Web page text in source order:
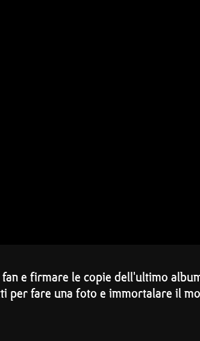
e firmare le copie dell'ultimo
per fare una foto e immortalare il